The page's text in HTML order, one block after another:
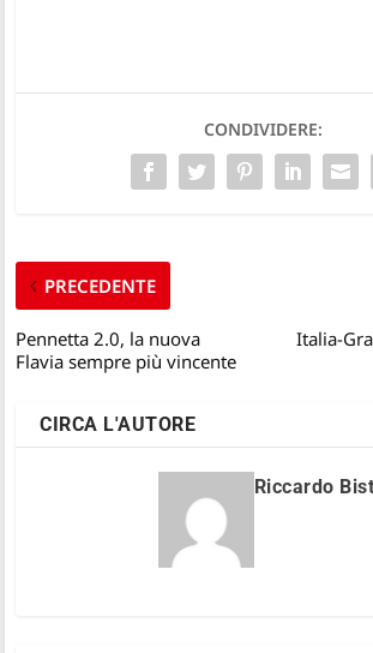
CONDIVIDERE:
PRECEDENTE
Pennetta 2.0, la nuova
Flavia sempre più vincente
Italia-
CIRCA L'AUTORE
Riccardo